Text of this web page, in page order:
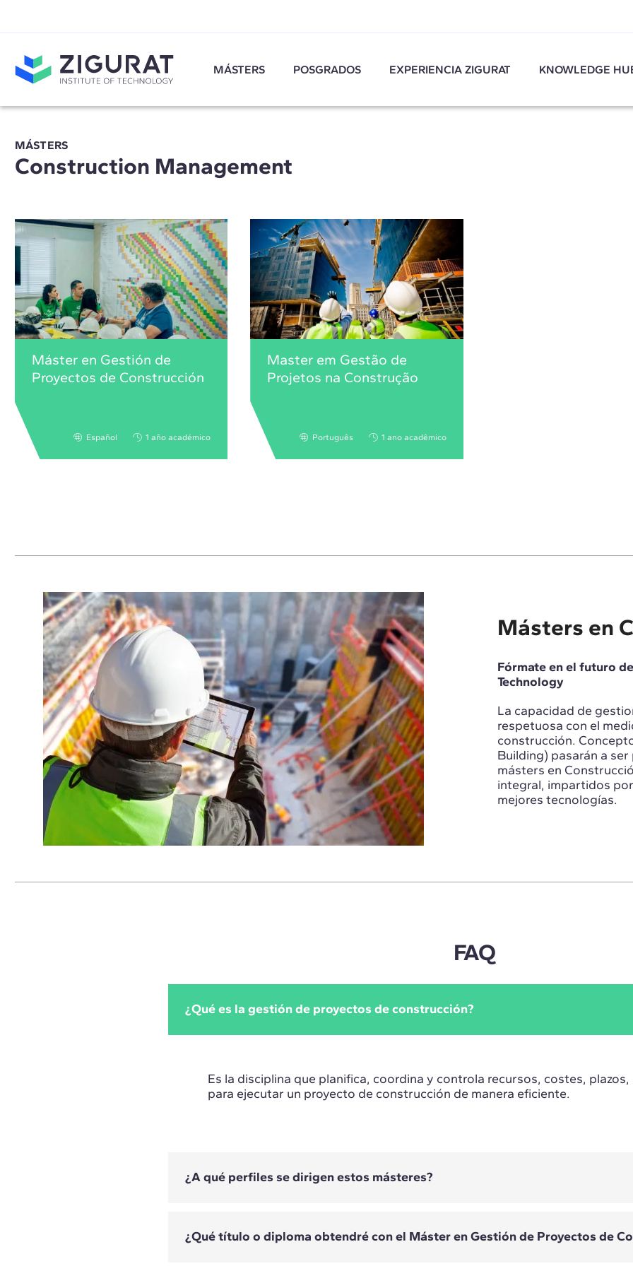
MÁSTERS POSGRADOS EXPERIENCIA ZIGURAT KNOWLEDGE
MÁSTERS
Construction Management
Máster en Gestión de
Proyectos de Construcción
Español 1 año académico
Master em Gestão de
Projetos na Construção
Português 1 ano acadêmico
Másters en
Fórmate en el futuro
Technology
La capacidad de
respetuosa con el
construcción.
Building) pasarán a
másters en
integral, impartidos
mejores tecnologías.
FAQ
¿Qué es la gestión de proyectos de construcción?
Es la disciplina que planifica, coordina y controla recursos, costes,
para ejecutar un proyecto de construcción de manera eficiente.
¿A qué perfiles se dirigen estos másteres?
Están dirigidos principalmente a arquitectos, ingenieros, profesionales de
¿Qué título o diploma obtendré con el Máster en Gestión de Proyectos de